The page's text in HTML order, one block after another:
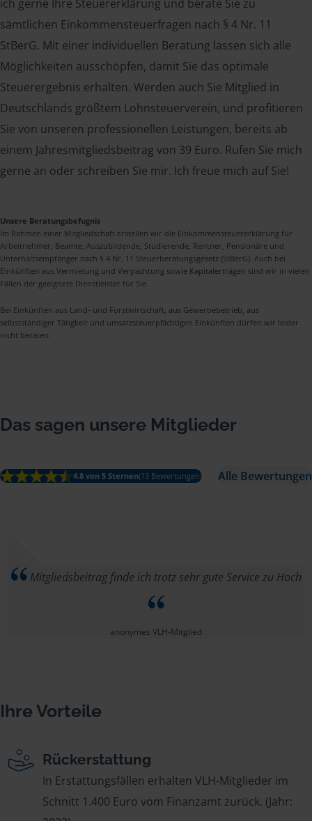
ich gerne Ihre Steuererklärung und berate Sie zu
sämtlichen Einkommensteuerfragen nach § 4 Nr. 11
StBerG. Mit einer individuellen Beratung lassen sich alle
Möglichkeiten ausschöpfen, damit Sie das optimale
Steuerergebnis erhalten. Werden auch Sie Mitglied in
Deutschlands größtem Lohnsteuerverein, und profitieren
Sie von unseren professionellen Leistungen, bereits ab
einem Jahresmitgliedsbeitrag von 39 Euro. Rufen Sie mich
gerne an oder schreiben Sie mir. Ich freue mich auf Sie!
Unsere Beratungsbefugnis
Im Rahmen einer Mitgliedschaft erstellen wir die Einkommensteuererklärung für
Arbeitnehmer, Beamte, Auszubildende, Studierende, Rentner, Pensionäre und
Unterhaltsempfänger nach § 4 Nr. 11 Steuerberatungsgesetz (StBerG). Auch bei
Einkünften aus Vermietung und Verpachtung sowie Kapitalerträgen sind wir in vielen
Fällen der geeignete Dienstleister für Sie.
Bei Einkünften aus Land- und Forstwirtschaft, aus Gewerbebetrieb, aus
selbstständiger Tätigkeit und umsatzsteuerpflichtigen Einkünften dürfen wir leider
nicht beraten.
Das sagen unsere Mitglieder
4.8 von 5 Sternen(13 Bewertungen) Alle Bewertungen
Mitgliedsbeitrag finde ich trotz sehr gute Service zu Hoch
anonymes VLH-Mitglied
Ihre Vorteile
Rückerstattung
In Erstattungsfällen erhalten VLH-Mitglieder im
Schnitt 1.400 Euro vom Finanzamt zurück. (Jahr: